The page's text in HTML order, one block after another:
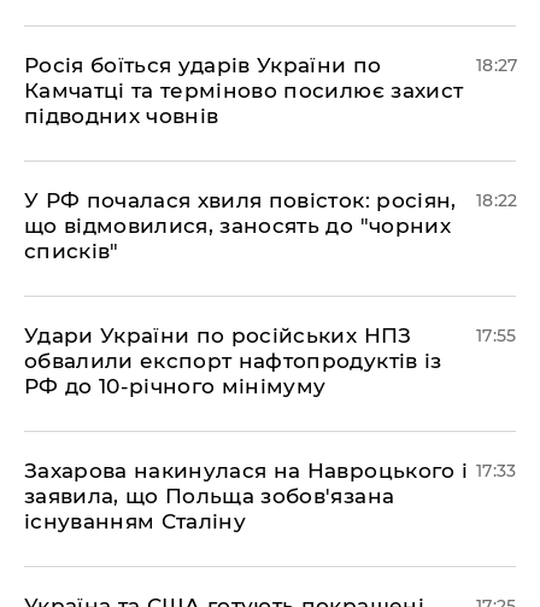
​Росія боїться ударів України по
Камчатці та терміново посилює захист
підводних човнів
18:27
​У РФ почалася хвиля повісток: росіян,
що відмовилися, заносять до "чорних
списків"
18:22
​Удари України по російських НПЗ
обвалили експорт нафтопродуктів із
РФ до 10-річного мінімуму
17:55
​Захарова накинулася на Навроцького і
заявила, що Польща зобов'язана
існуванням Сталіну
17:33